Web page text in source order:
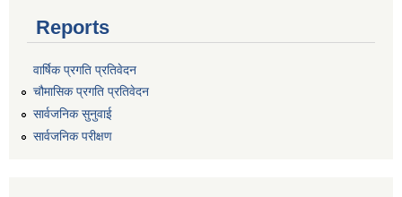
Reports
वार्षिक प्रगति प्रतिवेदन
चौमासिक प्रगति प्रतिवेदन
सार्वजनिक सुनुवाई
सार्वजनिक परीक्षण